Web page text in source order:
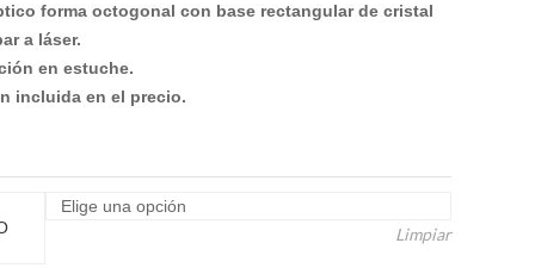
precios:
desde
14,32 €
hasta
forma octogonal con base rectangular de cristal
a láser.
en estuche.
incluida en el precio.
Limpiar